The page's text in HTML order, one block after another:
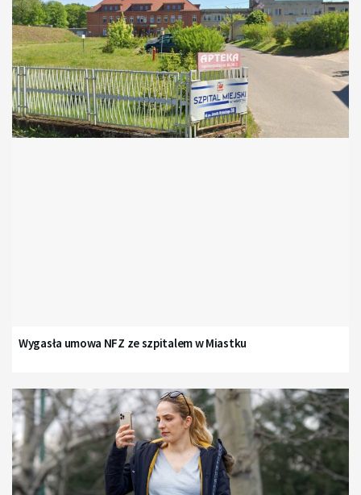
Wygasła umowa NFZ ze szpitalem w Miastku